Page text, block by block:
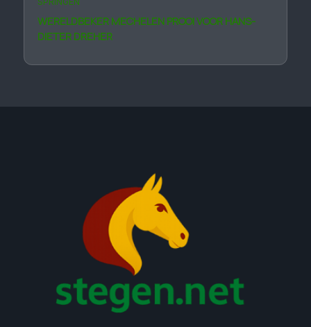
WERELDBEKER MECHELEN PROOI VOOR HANS-
DIETER DREHER